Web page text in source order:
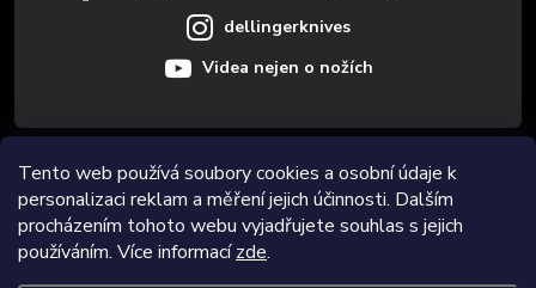
Tento web používá soubory cookies a osobní údaje k
personalizaci reklam a měření jejich účinnosti. Dalším
procházením tohoto webu vyjadřujete souhlas s jejich
používáním. Více informacízde.
Informace pro vás
Novinky
dellingerknives
Videa nejen o nožích